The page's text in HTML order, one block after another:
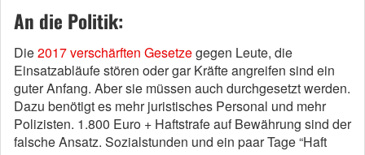
An die Politik:
Die2017 verschärften Gesetzegegen Leute, die
Einsatzabläufe stören oder gar Kräfte angreifen sind ein
guter Anfang. Aber sie müssen auch durchgesetzt werden.
Dazu benötigt es mehr juristisches Personal und mehr
Polizisten. 1.800 Euro + Haftstrafe auf Bewährung sind der
falsche Ansatz. Sozialstunden und ein paar Tage “Haft